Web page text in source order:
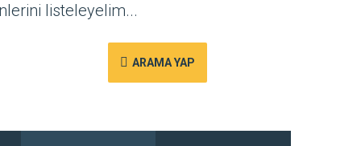
listeleyelim...
ARAMA YAP